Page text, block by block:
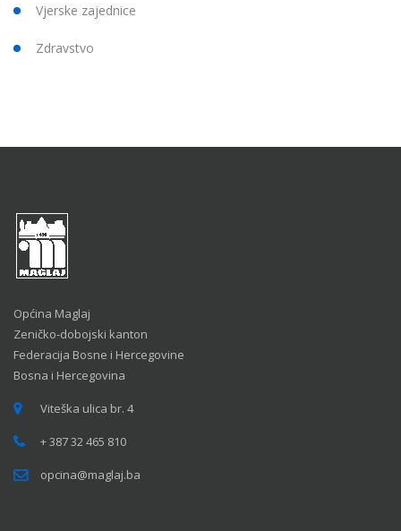
Vjerske zajednice
Zdravstvo
Općina Maglaj
Zeničko-dobojski kanton
Federacija Bosne i Hercegovine
Bosna i Hercegovina
Viteška ulica br. 4
+ 387 32 465 810
opcina@maglaj.ba